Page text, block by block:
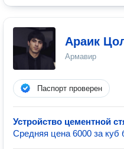
Араик
Армавир
Паспорт проверен
Устройство цементной
Средняя цена 6000 за куб